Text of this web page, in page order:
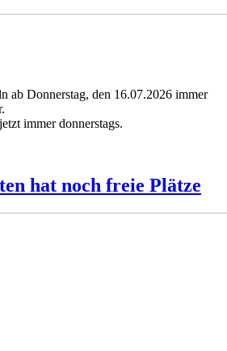
ab Donnerstag, den 16.07.2026 immer
immer donnerstags.
hat noch freie Plätze